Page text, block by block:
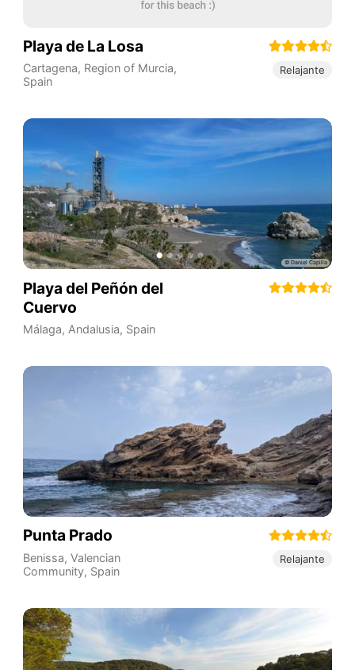
Playa de La Losa
Cartagena, Region of Murcia,
Spain
Relajante
Playa del Peñón del
Cuervo
Málaga, Andalusia, Spain
Punta Prado
Benissa, Valencian
Community, Spain
Relajante